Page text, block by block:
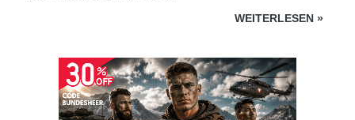
WEITERLESEN »